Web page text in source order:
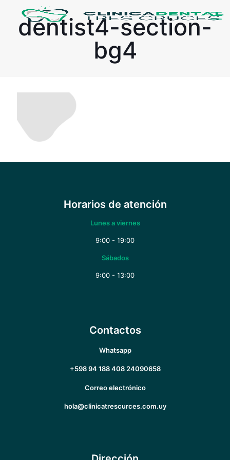
dentist4-section-
bg4
Horarios de atención
Lunes a viernes
9:00 - 19:00
Sábados
9:00 - 13:00
Contactos
Whatsapp
+598 94 188 40824090658
Correo electrónico
hola@clinicatrescurces.com.uy